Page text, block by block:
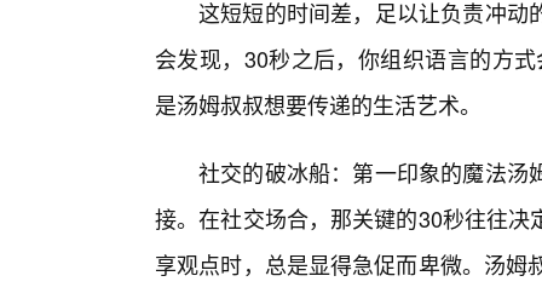
这短短的时间差，足以让负责冲动
会发现，30秒之后，你组织语言的方
是汤姆叔叔想要传递的生活艺术。
社交的破冰船：第一印象的魔法汤
接。在社交场合，那关键的30秒往往
享观点时，总是显得急促而卑微。汤